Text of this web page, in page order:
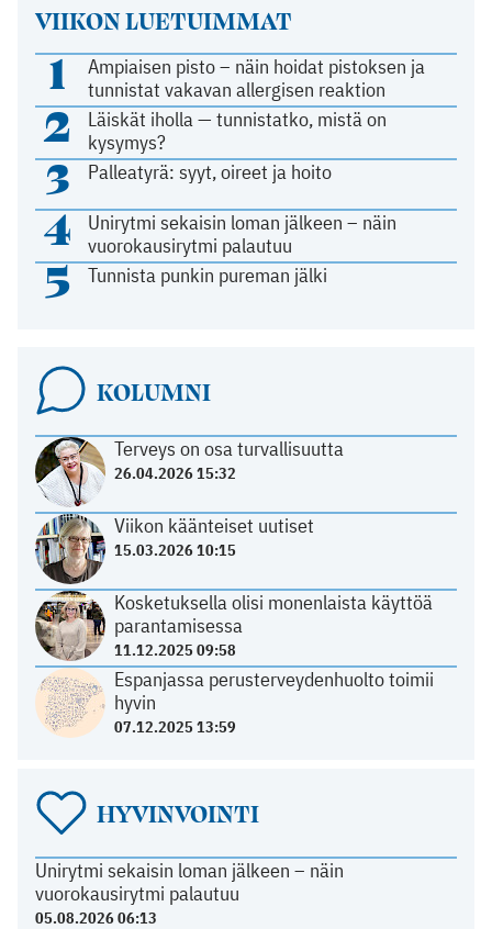
VIIKON LUETUIMMAT
1
Ampiaisen pisto – näin hoidat pistoksen ja
tunnistat vakavan allergisen reaktion
2
Läiskät iholla — tunnistatko, mistä on
kysymys?
3 Palleatyrä: syyt, oireet ja hoito
4
Unirytmi sekaisin loman jälkeen – näin
vuorokausirytmi palautuu
5 Tunnista punkin pureman jälki
KOLUMNI
Terveys on osa turvallisuutta
26.04.2026 15:32
Viikon käänteiset uutiset
15.03.2026 10:15
Kosketuksella olisi monenlaista käyttöä
parantamisessa
11.12.2025 09:58
Espanjassa perusterveydenhuolto toimii
hyvin
07.12.2025 13:59
HYVINVOINTI
Unirytmi sekaisin loman jälkeen – näin
vuorokausirytmi palautuu
05.08.2026 06:13